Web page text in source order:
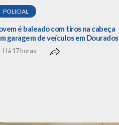
POLICIAL
é baleado com tiros na cabeça
garagem de veículos em Dourados
Há 17 horas